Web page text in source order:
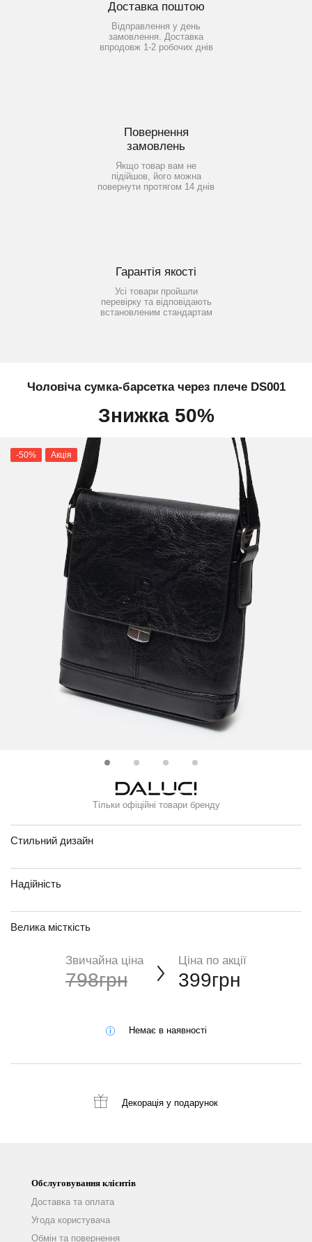
Доставка поштою
Відправлення у день
замовлення. Доставка
впродовж 1-2 робочих днів
Повернення
замовлень
Якщо товар вам не
підійшов, його можна
повернути протягом 14 днів
Гарантія якості
Усі товари пройшли
перевірку та відповідають
встановленим стандартам
Чоловіча сумка-барсетка через плече DS001
Знижка 50%
-50% Акція
Тільки офіційні товари бренду
Стильний дизайн
Надійність
Велика місткість
Звичайна ціна
798грн
Ціна по акції
399грн
Немає в наявності
Декорація у подарунок
Обслуговування клієнтів
Доставка та оплата
Угода користувача
Обмін та повернення